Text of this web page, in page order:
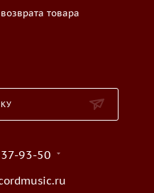
товара
93-50